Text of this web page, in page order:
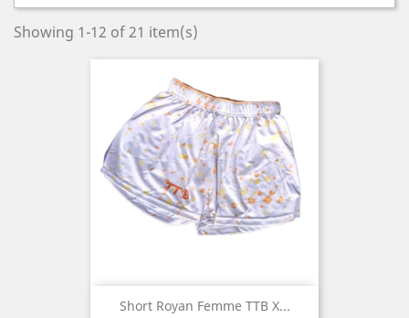
Showing 1-12 of 21 item(s)
Short Royan Femme TTB X...